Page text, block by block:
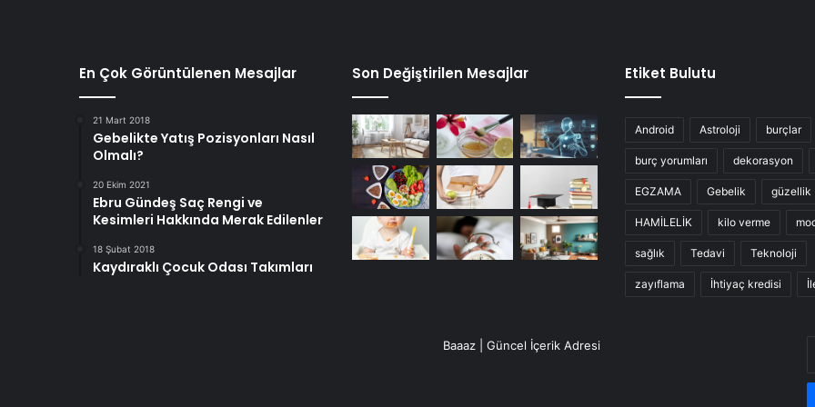
En Çok Görüntülenen Mesajlar
21 Mart 2018
Gebelikte Yatış Pozisyonları Nasıl
Olmalı?
20 Ekim 2021
Ebru Gündeş Saç Rengi ve
Kesimleri Hakkında Merak Edilenler
18 Şubat 2018
Kaydıraklı Çocuk Odası Takımları
Son Değiştirilen Mesajlar Etiket Bulutu
Android Astroloji burçlar
burç yorumları dekorasyon
EGZAMA Gebelik güzellik
HAMİLELİK kilo verme
sağlık Tedavi Teknoloji
zayıflama İhtiyaç kredisi
Baaaz | Güncel İçerik Adresi